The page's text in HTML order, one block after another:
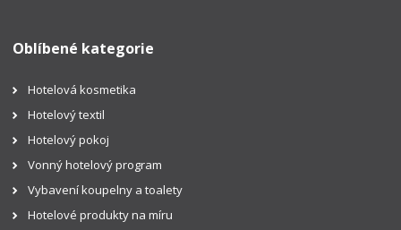
Oblíbené kategorie
Hotelová kosmetika
Hotelový textil
Hotelový pokoj
Vonný hotelový program
Vybavení koupelny a toalety
Hotelové produkty na míru